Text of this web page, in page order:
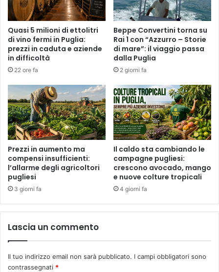
Quasi 5 milioni di ettolitri
di vino fermi in Puglia:
prezzi in caduta e aziende
in difficoltà
22 ore fa
Beppe Convertini torna su
Rai 1 con “Azzurro – Storie
di mare”: il viaggio passa
dalla Puglia
2 giorni fa
Prezzi in aumento ma
compensi insufficienti:
l’allarme degli agricoltori
pugliesi
3 giorni fa
Il caldo sta cambiando le
campagne pugliesi:
crescono avocado, mango
e nuove colture tropicali
4 giorni fa
Lascia un commento
Il tuo indirizzo email non sarà pubblicato. I campi obbligatori sono
contrassegnati *